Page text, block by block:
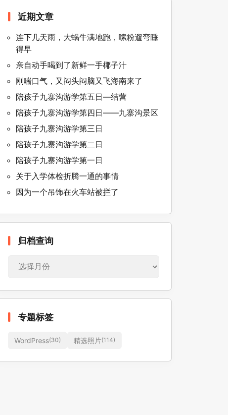
近期文章
连下几天雨，大蜗牛满地跑，嗦粉遛弯睡
得早
亲自动手喝到了新鲜一手椰子汁
刚喘口气，又闷头闷脑又飞海南来了
陪孩子九寨沟游学第五日—结营
陪孩子九寨沟游学第四日——九寨沟景区
陪孩子九寨沟游学第三日
陪孩子九寨沟游学第二日
陪孩子九寨沟游学第一日
关于入学体检折腾一通的事情
因为一个吊饰在火车站被拦了
归档查询
归
专题标签
WordPress(30) 精选照片(114)